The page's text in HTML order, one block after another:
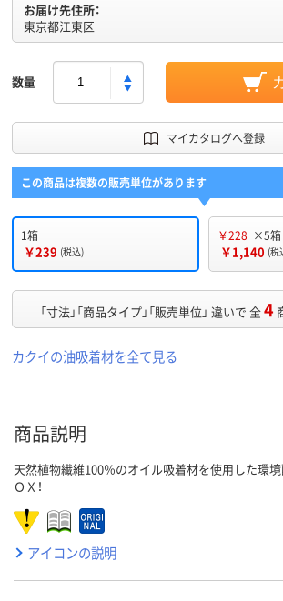
お届け先住所：
東京都江東区
数量
マイカタログへ登録
この商品は複数の販売単位があります
1箱
￥239 (税込)
￥228 ×5箱
￥1,140 (税
「寸法」「商品タイプ」「販売単位」 違いで 全4
カクイの油吸着材を全て見る
商品説明
天然植物繊維100％のオイル吸着材を使用した環
ＯＸ！
アイコンの説明